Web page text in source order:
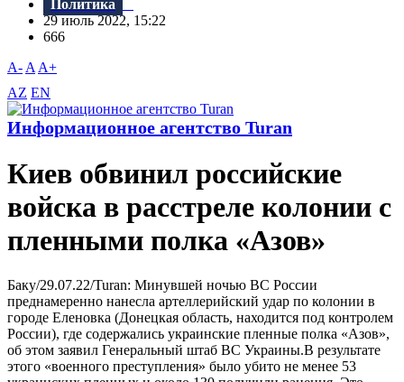
Политика
29 июль 2022, 15:22
666
A- A A+
AZ EN
Информационное агентство Turan
Киев обвинил российские
войска в расстреле колонии с
пленными полка «Азов»
Баку/29.07.22/Turan: Минувшей ночью ВC России
преднамеренно нанесла артеллерийский удар по колонии в
городе Еленовка (Донецкая область, находится под контролем
России), где содержались украинские пленные полка «Азов»,
об этом заявил Генеральный штаб ВС Украины.В результате
этого «военного преступления» было убито не менее 53